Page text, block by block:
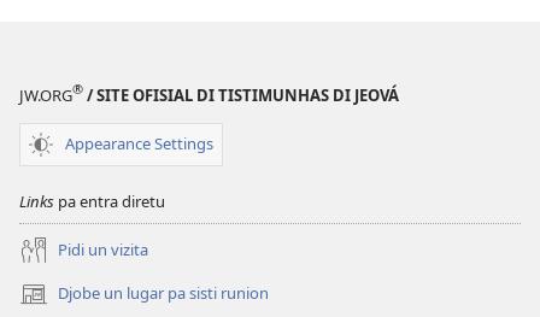
JW.ORG® / SITE OFISIAL DI TISTIMUNHAS DI JEOVÁ
Appearance Settings
Links pa entra diretu
Pidi un vizita
Djobe un lugar pa sisti runion
(abri